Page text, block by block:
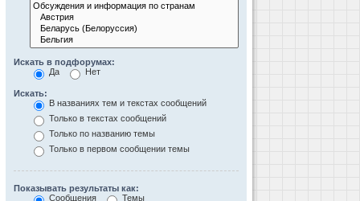
Искать в подфорумах:
Да
Нет
Искать:
В названиях тем и текстах сообщений
Только в текстах сообщений
Только по названию темы
Только в первом сообщении темы
Показывать результаты как:
Сообщения
Темы